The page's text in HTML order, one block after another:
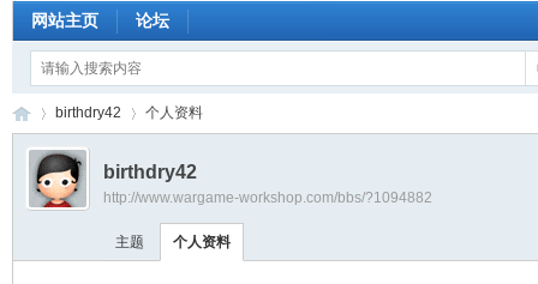
网站主页 论坛
›
birthdry42 个人资料
birthdry42
http://www.wargame-workshop.com/bbs/?1094882
主题 个人资料